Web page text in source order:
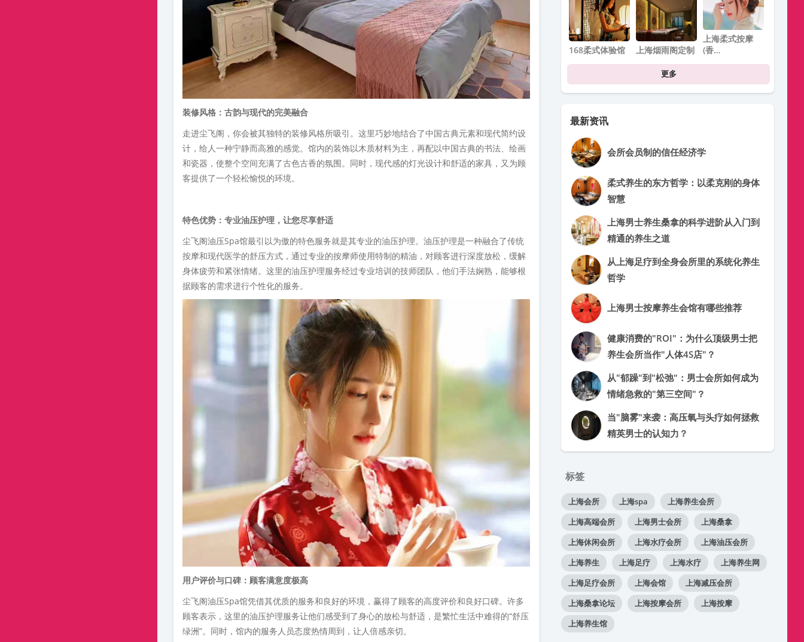
装修风格：古韵与现代的完美融合
走进尘飞阁，你会被其独特的装修风格所吸引。这里巧妙地结合了中国古典元素和现代简约设
计，给人一种宁静而高雅的感觉。馆内的装饰以木质材料为主，再配以中国古典的书法、绘画
和瓷器，使整个空间充满了古色古香的氛围。同时，现代感的灯光设计和舒适的家具，又为顾
客提供了一个轻松愉悦的环境。
特色优势：专业油压护理，让您尽享舒适
尘飞阁油压Spa馆最引以为傲的特色服务就是其专业的油压护理。油压护理是一种融合了传统
按摩和现代医学的舒压方式，通过专业的按摩师使用特制的精油，对顾客进行深度放松，缓解
身体疲劳和紧张情绪。这里的油压护理服务经过专业培训的技师团队，他们手法娴熟，能够根
据顾客的需求进行个性化的服务。
用户评价与口碑：顾客满意度极高
尘飞阁油压Spa馆凭借其优质的服务和良好的环境，赢得了顾客的高度评价和良好口碑。许多
顾客表示，这里的油压护理服务让他们感受到了身心的放松与舒适，是繁忙生活中难得的“舒压
绿洲”。同时，馆内的服务人员态度热情周到，让人倍感亲切。
168柔式体验馆 上海烟雨阁定制
上海柔式按摩
(香…
更多
最新资讯
会所会员制的信任经济学
柔式养生的东方哲学：以柔克刚的身体
智慧
上海男士养生桑拿的科学进阶从入门到
精通的养生之道
从上海足疗到全身会所里的系统化养生
哲学
上海男士按摩养生会馆有哪些推荐
健康消费的"ROI"：为什么顶级男士把
养生会所当作"人体4S店"？
从"郁躁"到"松弛"：男士会所如何成为
情绪急救的"第三空间"？
当"脑雾"来袭：高压氧与头疗如何拯救
精英男士的认知力？
标签
上海会所 上海spa
上海养生会所
上海高端会所
上海男士会所
上海桑拿
上海休闲会所
上海水疗会所
上海油压会所
上海养生
上海足疗 上海水疗
上海养生网
上海足疗会所
上海会馆
上海减压会所
上海桑拿论坛
上海按摩会所
上海按摩
上海养生馆